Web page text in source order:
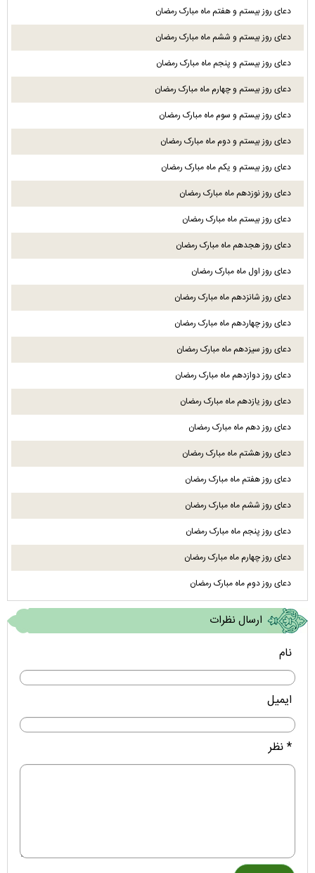
دعای روز بیستم و هفتم ماه مبارک رمضان
دعای روز بیستم و ششم ماه مبارک رمضان
دعای روز بیستم و پنجم ماه مبارک رمضان
دعای روز بیستم و چهارم ماه مبارک رمضان
دعای روز بیستم و سوم ماه مبارک رمضان
دعای روز بیستم و دوم ماه مبارک رمضان
دعای روز بیستم و یکم ماه مبارک رمضان
دعای روز نوزدهم ماه مبارک رمضان
دعای روز بیستم ماه مبارک رمضان
دعای روز هجدهم ماه مبارک رمضان
دعای روز اول ماه مبارک رمضان
دعای روز شانزدهم ماه مبارک رمضان
دعای روز چهاردهم ماه مبارک رمضان
دعای روز سیزدهم ماه مبارک رمضان
دعای روز دوازدهم ماه مبارک رمضان
دعای روز یازدهم ماه مبارک رمضان
دعای روز دهم ماه مبارک رمضان
دعای روز هشتم ماه مبارک رمضان
دعای روز هفتم ماه مبارک رمضان
دعای روز ششم ماه مبارک رمضان
دعای روز پنجم ماه مبارک رمضان
دعای روز چهارم ماه مبارک رمضان
دعای روز دوم ماه مبارک رمضان
ارسال نظرات
نام
ایمیل
* نظر